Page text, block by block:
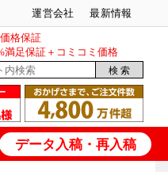
運営会社 最新情報
格保証
満足保証＋コミコミ価格
データ入稿・再入稿